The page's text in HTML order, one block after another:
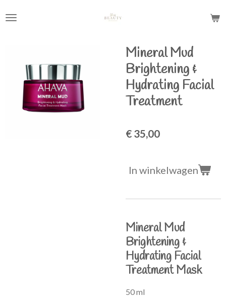
direct
Mineral Mud
Brightening &
Hydrating Facial
Treatment
€ 35,00
In winkelwagen
Mineral Mud
Brightening &
Hydrating Facial
Treatment Mask
50 ml